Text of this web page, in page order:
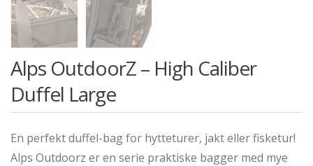
Alps OutdoorZ – High Caliber
Duffel Large
En perfekt duffel-bag for hytteturer, jakt eller fisketur!
Alps Outdoorz er en serie praktiske bagger med mye